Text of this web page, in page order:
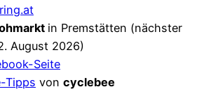
in Premstätten (nächster
August 2026)
Seite
Tipps von cyclebee